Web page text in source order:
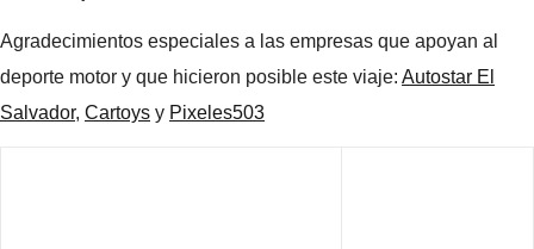
Agradecimientos especiales a las empresas que apoyan al
deporte motor y que hicieron posible este viaje: Autostar El
Salvador, Cartoys y Pixeles503